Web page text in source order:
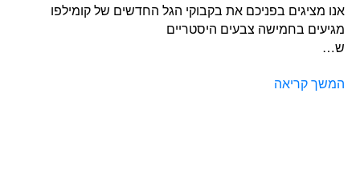
אנו מציגים בפניכם את בקבוקי הגל החדשים של קומילפו
מגיעים בחמישה צבעים היסטריים
ש…
המשך קריאה